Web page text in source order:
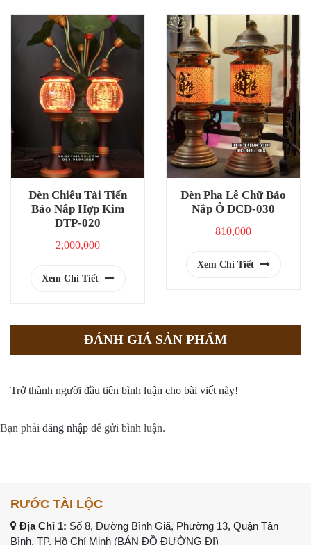
Đèn Chiêu Tài Tiến
Bảo Nắp Hợp Kim
DTP-020
2,000,000
Xem Chi Tiết
Đèn Pha Lê Chữ Bảo
Nắp Ô DCD-030
810,000
Xem Chi Tiết
ĐÁNH GIÁ SẢN PHẨM
Trở thành người đầu tiên bình luận cho bài viết này!
Bạn phải đăng nhập để gửi bình luận.
RƯỚC TÀI LỘC
Địa Chỉ 1: Số 8, Đường Bình Giã, Phường 13, Quận Tân
Bình, TP. Hồ Chí Minh (BẢN ĐỒ ĐƯỜNG ĐI)